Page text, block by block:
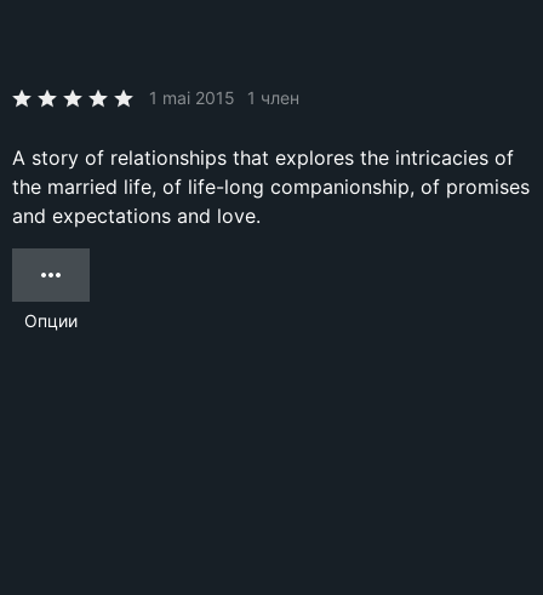
1 mai 2015 1 член
A story of relationships that explores the intricacies of
the married life, of life-long companionship, of promises
and expectations and love.
Опции